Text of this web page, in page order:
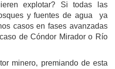
explotar? Si todas las
y fuentes de agua ya
casos en fases avanzadas
de Cóndor Mirador o Río
minero, premiando de esta